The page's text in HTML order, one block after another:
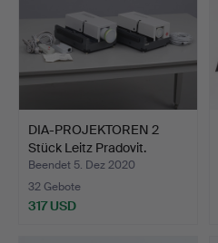
DIA-PROJEKTOREN 2
Stück Leitz Pradovit.
Beendet 5. Dez 2020
32 Gebote
317 USD